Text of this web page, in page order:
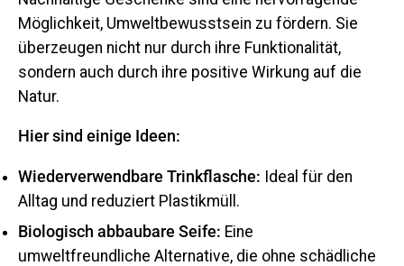
Möglichkeit, Umweltbewusstsein zu fördern. Sie
überzeugen nicht nur durch ihre Funktionalität,
sondern auch durch ihre positive Wirkung auf die
Natur.
Hier sind einige Ideen:
Wiederverwendbare Trinkflasche: Ideal für den
Alltag und reduziert Plastikmüll.
Biologisch abbaubare Seife: Eine
umweltfreundliche Alternative, die ohne schädliche